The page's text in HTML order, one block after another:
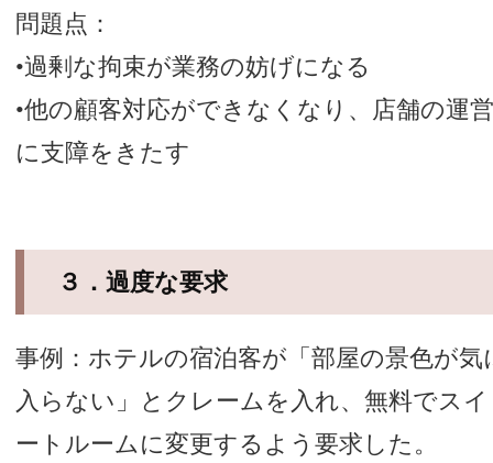
問題点：
•過剰な拘束が業務の妨げになる
•他の顧客対応ができなくなり、店舗の運
に支障をきたす
３．過度な要求
事例：ホテルの宿泊客が「部屋の景色が気
入らない」とクレームを入れ、無料でスイ
ートルームに変更するよう要求した。